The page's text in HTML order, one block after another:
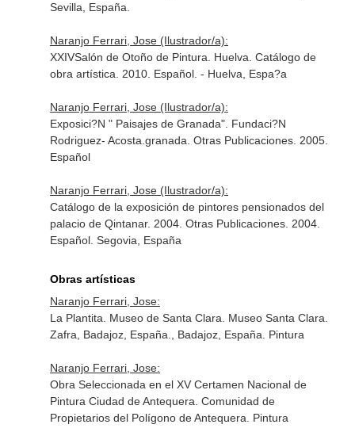
Sevilla, España.
Naranjo Ferrari, Jose (Ilustrador/a):
XXIVSalón de Otoño de Pintura. Huelva. Catálogo de
obra artística. 2010. Español. - Huelva, Espa?a
Naranjo Ferrari, Jose (Ilustrador/a):
Exposici?N " Paisajes de Granada". Fundaci?N
Rodriguez- Acosta.granada. Otras Publicaciones. 2005.
Español
Naranjo Ferrari, Jose (Ilustrador/a):
Catálogo de la exposición de pintores pensionados del
palacio de Qintanar. 2004. Otras Publicaciones. 2004.
Español. Segovia, España
Obras artísticas
Naranjo Ferrari, Jose:
La Plantita. Museo de Santa Clara. Museo Santa Clara.
Zafra, Badajoz, España., Badajoz, España. Pintura
Naranjo Ferrari, Jose:
Obra Seleccionada en el XV Certamen Nacional de
Pintura Ciudad de Antequera. Comunidad de
Propietarios del Polígono de Antequera. Pintura